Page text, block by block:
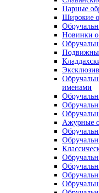
Парные
Широкие
Новинки
именами
Ажурные